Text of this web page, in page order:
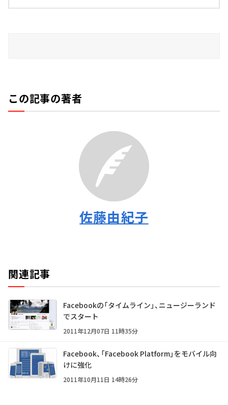
この記事の著者
佐藤由紀子
関連記事
Facebookの「タイムライン」、ニュージーランド
でスタート
2011年12月07日 11時35分
Facebook、「Facebook Platform」をモバイル向
けに強化
2011年10月11日 14時26分